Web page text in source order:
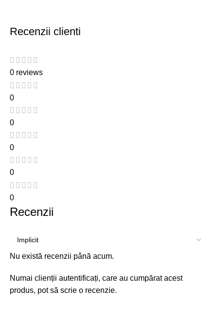
Recenzii clienti
0 reviews
0
0
0
0
0
Recenzii
Nu există recenzii până acum.
Numai clienții autentificați, care au cumpărat acest
produs, pot să scrie o recenzie.